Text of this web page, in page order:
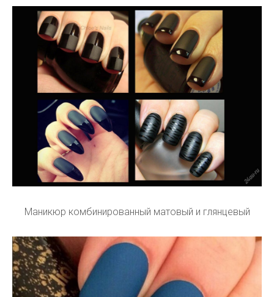
Маникюр комбинированный матовый и глянцевый